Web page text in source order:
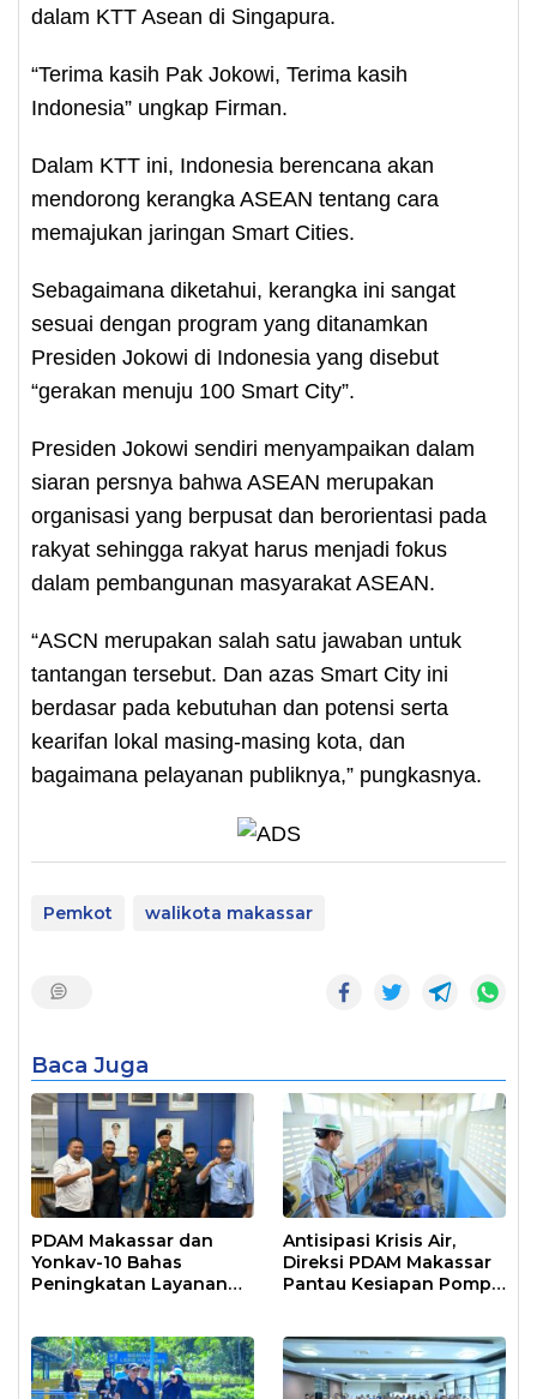
dalam KTT Asean di Singapura.
“Terima kasih Pak Jokowi, Terima kasih
Indonesia” ungkap Firman.
Dalam KTT ini, Indonesia berencana akan
mendorong kerangka ASEAN tentang cara
memajukan jaringan Smart Cities.
Sebagaimana diketahui, kerangka ini sangat
sesuai dengan program yang ditanamkan
Presiden Jokowi di Indonesia yang disebut
“gerakan menuju 100 Smart City”.
Presiden Jokowi sendiri menyampaikan dalam
siaran persnya bahwa ASEAN merupakan
organisasi yang berpusat dan berorientasi pada
rakyat sehingga rakyat harus menjadi fokus
dalam pembangunan masyarakat ASEAN.
“ASCN merupakan salah satu jawaban untuk
tantangan tersebut. Dan azas Smart City ini
berdasar pada kebutuhan dan potensi serta
kearifan lokal masing-masing kota, dan
bagaimana pelayanan publiknya,” pungkasnya.
Pemkot walikota makassar
Baca Juga
PDAM Makassar dan
Yonkav-10 Bahas
Peningkatan Layanan
Antisipasi Krisis Air,
Direksi PDAM Makassar
Pantau Kesiapan Pompa